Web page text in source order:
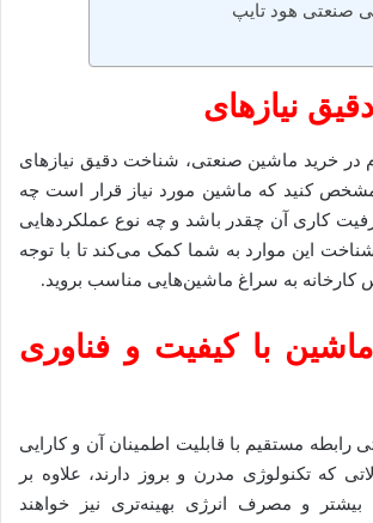
صنعتی هود تایپ
در خرید ماشین صنعتی، شناخت دقیق نیازهای
کنید که ماشین مورد نیاز قرار است چه
کاری آن چقدر باشد و چه نوع عملکردهایی
این موارد به شما کمک می‌کند تا با توجه
کارخانه به سراغ ماشین‌هایی مناسب بروید.
ماشین با کیفیت و فناوری
مستقیم با قابلیت اطمینان آن و کارایی
که تکنولوژی مدرن و بروز دارند، علاوه بر
بیشتر و مصرف انرژی بهینه‌تری نیز خواهند